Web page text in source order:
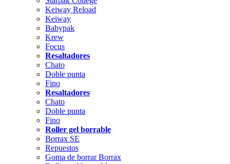
Keiway Reload
Keiway
Babypak
Krew
Focus
Resaltadores
Chato
Doble punta
Fino
Resaltadores
Chato
Doble punta
Fino
Roller gel borrable
Borrax SE
Repuestos
Goma de borrar Borrax